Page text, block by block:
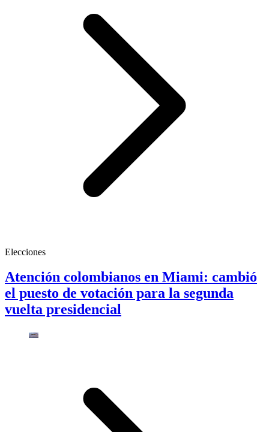
Elecciones
Atención colombianos en Miami: cambió
el puesto de votación para la segunda
vuelta presidencial